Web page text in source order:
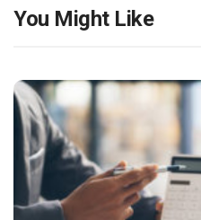
You Might Like